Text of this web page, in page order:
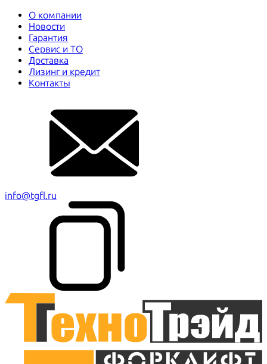
О компании
Новости
Гарантия
Сервис и ТО
Доставка
Лизинг и кредит
Контакты
info@tgfl.ru